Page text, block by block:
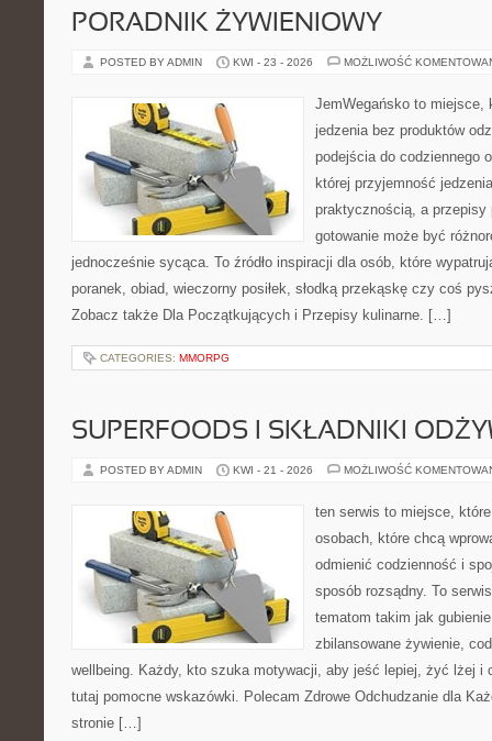
PORADNIK ŻYWIENIOWY
POSTED BY ADMIN KWI - 23 - 2026 MOŻLIWOŚĆ
JemWegańsko to miejsce,
jedzenia bez produktów
podejścia do codziennego
której przyjemność
praktycznością, a przepisy
gotowanie może być
jednocześnie sycąca. To źródło inspiracji dla osób, które
poranek, obiad, wieczorny posiłek, słodką przekąskę czy coś
Zobacz także Dla Początkujących i Przepisy kulinarne. […]
CATEGORIES: MMORPG
SUPERFOODS I SKŁADNIKI
POSTED BY ADMIN KWI - 21 - 2026 MOŻLIWOŚĆ
ten serwis to miejsce,
osobach, które chcą
odmienić codzienność i
sposób rozsądny. To
tematom takim jak
zbilansowane żywienie,
wellbeing. Każdy, kto szuka motywacji, aby jeść lepiej, żyć lżej i
tutaj pomocne wskazówki. Polecam Zdrowe Odchudzanie dla
stronie […]